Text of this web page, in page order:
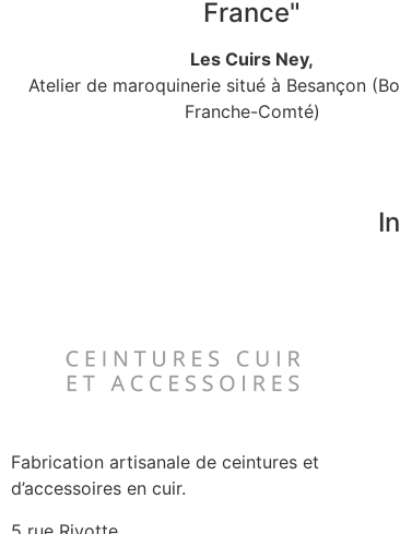
France"
Les Cuirs Ney,
Atelier de maroquinerie situé à Besançon
Franche-Comté)
Fabrication artisanale de ceintures et
d’accessoires en cuir.